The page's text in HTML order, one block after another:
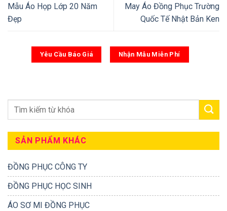
Mẫu Áo Họp Lớp 20 Năm
Đẹp
May Áo Đồng Phục Trường
Quốc Tế Nhật Bản Ken
Yêu Cầu Báo Giá Nhận Mẫu Miễn Phí
SẢN PHẨM KHÁC
ĐỒNG PHỤC CÔNG TY
ĐỒNG PHỤC HỌC SINH
ÁO SƠ MI ĐỒNG PHỤC